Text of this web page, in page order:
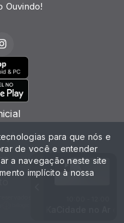
MULHER
Ouvindo!
para que nós e
de você e entender
a navegação neste site
implícito à nossa